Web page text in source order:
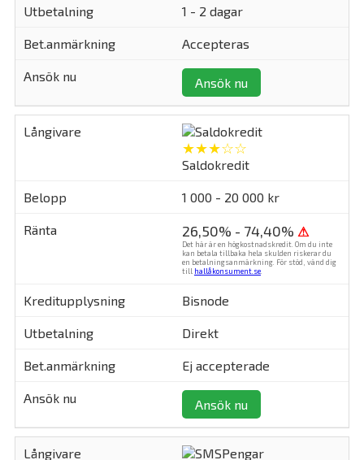
1 - 2 dagar
Accepteras
Ansök nu
★★★☆☆
Saldokredit
1 000 - 20 000 kr
26,50% - 74,40% ⚠
Det här är en högkostnadskredit. Om du inte
kan betala tillbaka hela skulden riskerar du
en betalningsanmärkning. För stöd, vänd dig
till hallåkonsument.se
Bisnode
Direkt
Ej accepterade
Ansök nu